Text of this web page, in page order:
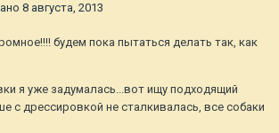
8 августа, 2013
будем пока пытаться делать так, как
я уже задумалась...вот ищу подходящий
с дрессировкой не сталкивалась, все собаки